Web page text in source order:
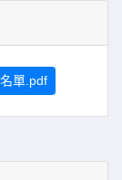
單.pdf